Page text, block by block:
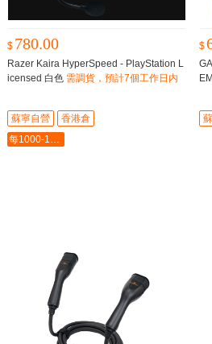
$ 780.00
Razer Kaira HyperSpeed - PlayStation L
icensed 白色 需調貨，預計7個工作日内
蘇寧自營
香港倉
每1000-100最多-5000
$